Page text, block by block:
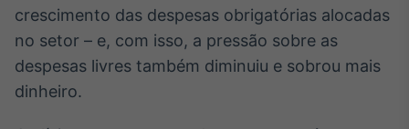
Gestão de
Investimentos
Em breve
crescimento das despesas obrigatórias alocadas
no setor – e, com isso, a pressão sobre as
despesas livres também diminuiu e sobrou mais
dinheiro.